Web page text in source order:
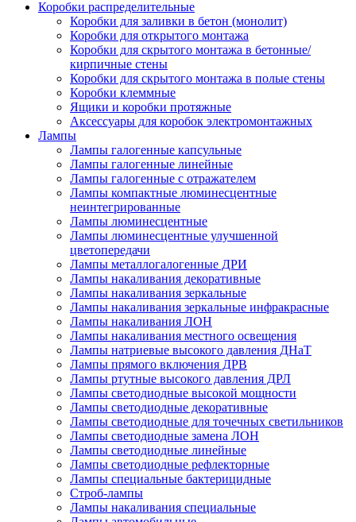
Коробки распределительные
Коробки для заливки в бетон (монолит)
Коробки для открытого монтажа
Коробки для скрытого монтажа в бетонные/
кирпичные стены
Коробки для скрытого монтажа в полые стены
Коробки клеммные
Ящики и коробки протяжные
Аксессуары для коробок электромонтажных
Лампы
Лампы галогенные капсульные
Лампы галогенные линейные
Лампы галогенные с отражателем
Лампы компактные люминесцентные
неинтегрированные
Лампы люминесцентные
Лампы люминесцентные улучшенной
цветопередачи
Лампы металлогалогенные ДРИ
Лампы накаливания декоративные
Лампы накаливания зеркальные
Лампы накаливания зеркальные инфракрасные
Лампы накаливания ЛОН
Лампы накаливания местного освещения
Лампы натриевые высокого давления ДНаТ
Лампы прямого включения ДРВ
Лампы ртутные высокого давления ДРЛ
Лампы светодиодные высокой мощности
Лампы светодиодные декоративные
Лампы светодиодные для точечных светильников
Лампы светодиодные замена ЛОН
Лампы светодиодные линейные
Лампы светодиодные рефлекторные
Лампы специальные бактерицидные
Строб-лампы
Лампы накаливания специальные